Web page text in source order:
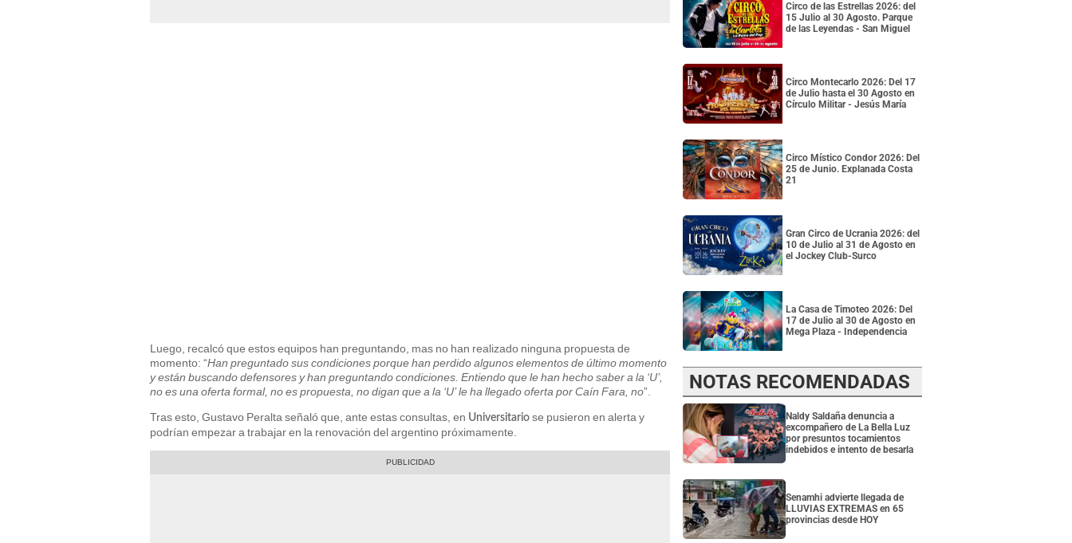
Luego, recalcó que estos equipos han preguntando, mas no han realizado ninguna propuesta de
momento: “Han preguntado sus condiciones porque han perdido algunos elementos de último momento
y están buscando defensores y han preguntando condiciones. Entiendo que le han hecho saber a la ‘U’,
no es una oferta formal, no es propuesta, no digan que a la ‘U’ le ha llegado oferta por Caín Fara, no”.
Tras esto, Gustavo Peralta señaló que, ante estas consultas, en Universitario se pusieron en alerta y
podrían empezar a trabajar en la renovación del argentino próximamente.
Circo de las Estrellas 2026: del
15 Julio al 30 Agosto. Parque
de las Leyendas - San Miguel
Circo Montecarlo 2026: Del 17
de Julio hasta el 30 Agosto en
Círculo Militar - Jesús María
Circo Místico Condor 2026: Del
25 de Junio. Explanada Costa
21
Gran Circo de Ucrania 2026: del
10 de Julio al 31 de Agosto en
el Jockey Club-Surco
La Casa de Timoteo 2026: Del
17 de Julio al 30 de Agosto en
Mega Plaza - Independencia
NOTAS RECOMENDADAS
Naldy Saldaña denuncia a
excompañero de La Bella Luz
por presuntos tocamientos
indebidos e intento de besarla
Senamhi advierte llegada de
LLUVIAS EXTREMAS en 65
provincias desde HOY